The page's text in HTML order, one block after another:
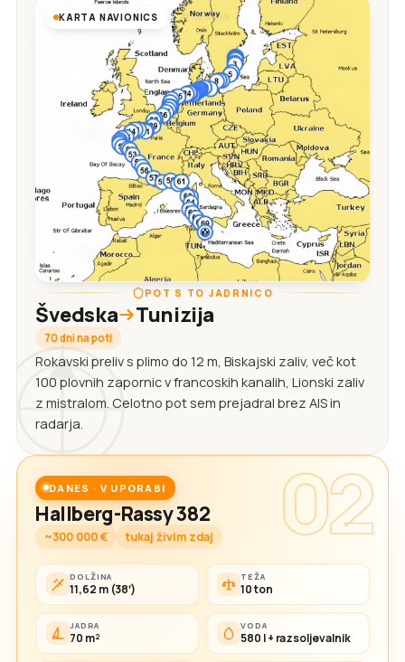
KARTA NAVIONICS
POT S TO JADRNICO
Švedska Tunizija
70 dni na poti
Rokavski preliv s plimo do 12 m, Biskajski zaliv, več kot
100 plovnih zapornic v francoskih kanalih, Lionski zaliv
z mistralom. Celotno pot sem prejadral brez AIS in
radarja.
02
DANES · V UPORABI
Hallberg-Rassy 382
~300 000 € tukaj živim zdaj
DOLŽINA
11,62 m (38′)
TEŽA
10 ton
JADRA
70 m²
VODA
580 l + razsoljevalnik